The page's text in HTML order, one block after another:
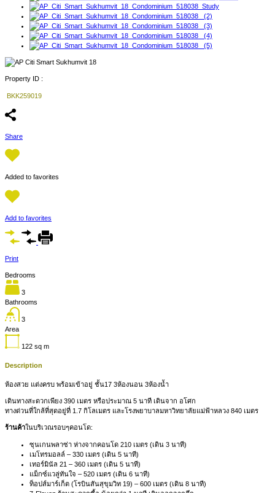
Property ID :
BKK259019
Share
Added to favorites
Add to favorites
Print
Bedrooms
3
Bathrooms
3
Area
122 sq m
Description
ห้องสวย แต่งครบ พร้อมเข้าอยู่ ชั้น17 3ห้องนอน 3ห้องน้ำ
เดินทางสะดวกเพียง 390 เมตร หรือประมาณ 5 นาที เดินจาก อโศก
ทางด่วนที่ใกล้ที่สุดอยู่ที่ 1.7 กิโลเมตร และโรงพยาบาลมหาวิทยาลัยแม่ฟ้าหลวง 840 เมตร
ร้านค้าในบริเวณรอบๆคอนโด:
ซุนเกนพลาซ่า ห่างจากคอนโด 210 เมตร (เดิน 3 นาที)
เมโทรมอลล์ – 330 เมตร (เดิน 5 นาที)
เทอร์มินัล 21 – 360 เมตร (เดิน 5 นาที)
แม็กซ์แวลู่ทันใจ – 520 เมตร (เดิน 6 นาที)
ท็อปส์มาร์เก็ต (โรบินสันสุขุมวิท 19) – 600 เมตร (เดิน 8 นาที)